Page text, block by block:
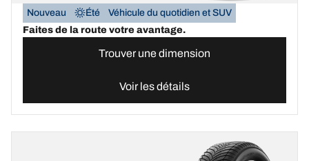
Nouveau Été
Véhicule du quotidien et SUV
Faites de la route votre avantage.
Trouver une dimension
Voir les détails